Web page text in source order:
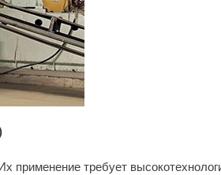
применение требует